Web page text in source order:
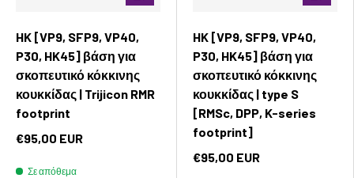
HK [VP9, SFP9, VP40,
P30, HK45] βάση για
σκοπευτικό κόκκινης
κουκκίδας | Trijicon RMR
footprint
€95,00 EUR
Σε απόθεμα
HK [VP9, SFP9, VP40,
P30, HK45] βάση για
σκοπευτικό κόκκινης
κουκκίδας | type S
[RMSc, DPP, K-series
footprint]
€95,00 EUR